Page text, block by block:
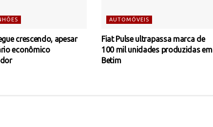
crescendo, apesar
econômico
AUTOMÓVEIS
Fiat Pulse ultrapassa marca de
100 mil unidades produzidas em
Betim